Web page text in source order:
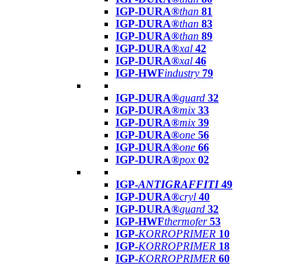
IGP-DURA®than 81
IGP-DURA®than 83
IGP-DURA®than 89
IGP-DURA®xal 42
IGP-DURA®xal 46
IGP-HWFindustry 79
IGP-DURA®guard 32
IGP-DURA®mix 33
IGP-DURA®mix 39
IGP-DURA®one 56
IGP-DURA®one 66
IGP-DURA®pox 02
IGP-ANTIGRAFFITI49
IGP-DURA®cryl 40
IGP-DURA®guard 32
IGP-HWFthermofer 53
IGP-KORROPRIMER 10
IGP-KORROPRIMER 18
IGP-KORROPRIMER 60